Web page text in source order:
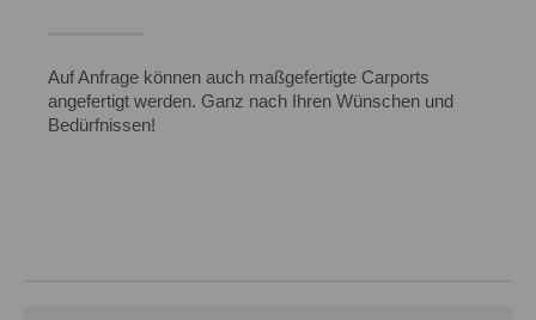
Auf Anfrage können auch maßgefertigte Carports
angefertigt werden. Ganz nach Ihren Wünschen und
Bedürfnissen!